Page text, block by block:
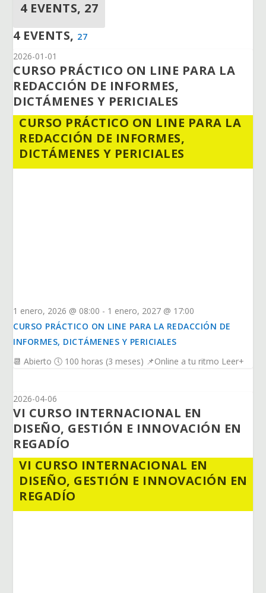
4 EVENTS, 27
4 EVENTS, 27
2026-01-01
CURSO PRÁCTICO ON LINE PARA LA
REDACCIÓN DE INFORMES,
DICTÁMENES Y PERICIALES
CURSO PRÁCTICO ON LINE PARA LA
REDACCIÓN DE INFORMES,
DICTÁMENES Y PERICIALES
1 enero, 2026 @ 08:00 - 1 enero, 2027 @ 17:00
CURSO PRÁCTICO ON LINE PARA LA REDACCIÓN DE
INFORMES, DICTÁMENES Y PERICIALES
📆 Abierto 🕔 100 horas (3 meses) 📌Online a tu ritmo Leer+
2026-04-06
VI CURSO INTERNACIONAL EN
DISEÑO, GESTIÓN E INNOVACIÓN EN
REGADÍO
VI CURSO INTERNACIONAL EN
DISEÑO, GESTIÓN E INNOVACIÓN EN
REGADÍO